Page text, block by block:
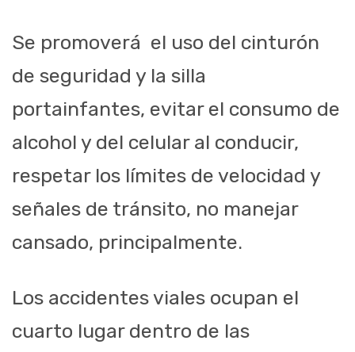
Se promoverá el uso del cinturón
de seguridad y la silla
portainfantes, evitar el consumo de
alcohol y del celular al conducir,
respetar los límites de velocidad y
señales de tránsito, no manejar
cansado, principalmente.
Los accidentes viales ocupan el
cuarto lugar dentro de las